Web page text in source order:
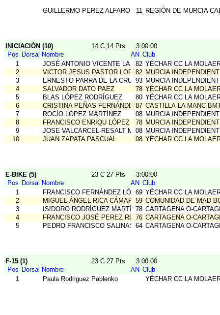
GUILLERMO PEREZ ALFARO / FRANCISCO PEREZ
11 REGIÓN DE MURCIA
INICIACIÓN (10) 14 C 14 Pts
3:00:00
Pos Dorsal Nombre AN Club
1
JOSÉ ANTONIO VICENTE LARA82 YÉCHAR CC LA
2
VICTOR JESUS PASTOR LOPEZ
82 MURCIA
3
ERNESTO PARRA DE LA CRUZ93 MURCIA
4
SALVADOR DATO PAEZ 78 YÉCHAR CC LA
5
BLAS LÓPEZ RODRÍGUEZ 80 YÉCHAR CC LA
6
CRISTINA PEÑAS FERNÁNDEZ87 CASTILLA-LA MANC
7
ROCÍO LÓPEZ MARTÍNEZ 08 MURCIA
8
FRANCISCO ENRIQU LÓPEZ GONZÁLEZ
78 MURCIA
9
JOSE VALCARCEL-RESALT MARTINE
08 MURCIA
10
JUAN ZAPATA PASCUAL 08 YÉCHAR CC LA
E-BIKE (5) 23 C 27 Pts
3:00:00
Pos Dorsal Nombre AN Club
1
FRANCISCO FERNÁNDEZ LÓPEZ
69 YÉCHAR CC LA
2
MIGUEL ÁNGEL RICA CÁMARA59 COMUNIDAD DE MAD
3
ISIDORO RODRÍGUEZ MARTÍNEZ
78 CARTAGENA O-
4
FRANCISCO JOSÉ PEREZ REQUENA
76 CARTAGENA O-
5
PEDRO FRANCISCO SALINAS BENZAL
64 CARTAGENA O-
F-15 (1) 23 C 27 Pts
3:00:00
Pos Dorsal Nombre AN Club
1
Paula Rodriguez Pablenko YÉCHAR CC LA